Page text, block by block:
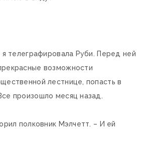
я телеграфировала Руби. Перед ней
возможности
лестнице, попасть в
произошло месяц назад.
полковник Мэлчетт. – И ей